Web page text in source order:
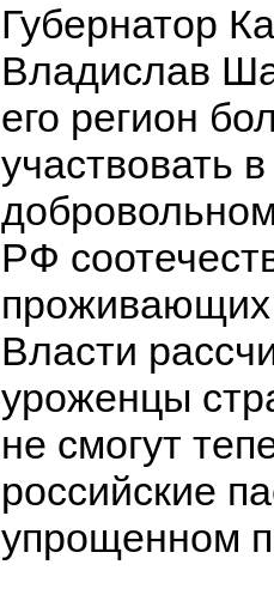
Губернатор
Владислав
его регион
участвовать
РФ
проживающих
Власти
уроженцы
не смогут
российские
упрощенном